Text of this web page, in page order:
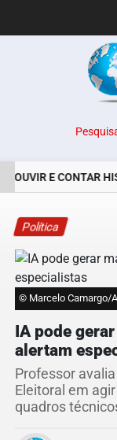
OUVIR E CONTAR
Política
© Marcelo Camargo/
IA pode
alertam
Professor
Eleitoral em
quadros